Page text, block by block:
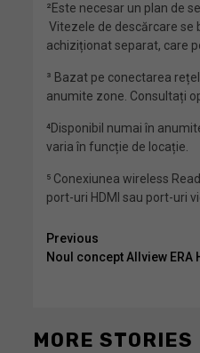
²Este necesar un plan de
Vitezele de descărcare se
achiziționat separat, care
³ Bazat pe conectarea
anumite zone. Consultați
⁴Disponibil numai în
varia în funcție de locație.
⁵ Conexiunea wireless
port-uri HDMI sau port-uri
Continue
Reading
Previous
Noul concept Allview
MORE STORIES